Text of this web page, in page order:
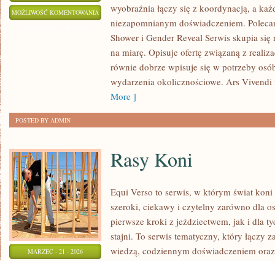
MOŻLIWOŚĆ KOMENTOWANIA ŚLUBY
WESELA
wyobraźnia łączy się z koordynacją, a
niezapomnianym doświadczeniem.
Shower i Gender Reveal Serwis skupia
na miarę. Opisuje ofertę związaną z
równie dobrze wpisuje się w potrzeby
wydarzenia okolicznościowe. Ars Vivendi
More ]
POSTED BY ADMIN
MARZEC - 21 - 2026
Rasy Koni
Equi Verso to serwis, w którym świat
szeroki, ciekawy i czytelny zarówno dla
pierwsze kroki z jeździectwem, jak i dla
stajni. To serwis tematyczny, który łączy
wiedzą, codziennym doświadczeniem